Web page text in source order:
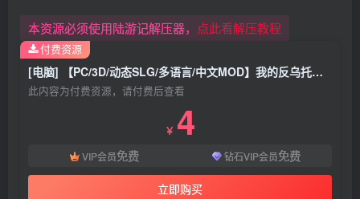
本资源必须使用陆游记解压器， 点此看解压教程
[电脑] 【PC/3D/动态SLG/多语言/中文MOD】我的反乌托邦机器人女友V0.87.11【1.63G】
此内容为付费资源，请付费后查看
￥ 4
VIP会员免费 钻石VIP会员免费
立即购买
付费资源